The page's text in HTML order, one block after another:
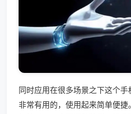
同时应用在很多场景之下这个
非常有用的，使用起来简单便